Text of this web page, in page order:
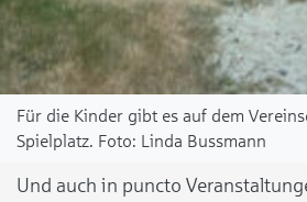
Für die Kinder gibt es auf dem
Spielplatz.
Linda Bussmann
Und auch in puncto